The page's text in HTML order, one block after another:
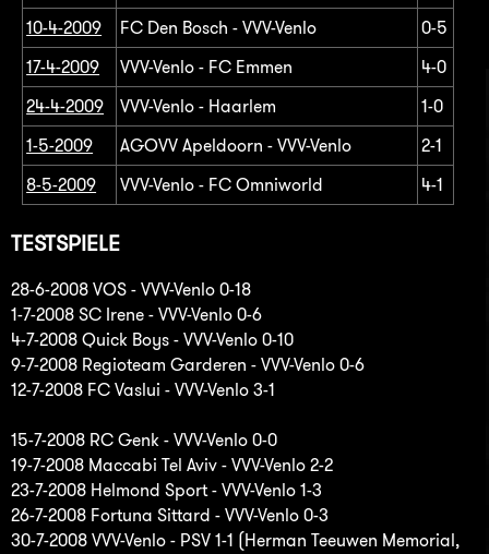
10-4-2009
FC Den Bosch - VVV-Venlo
0-5
17-4-2009
VVV-Venlo - FC Emmen
4-0
24-4-2009
VVV-Venlo - Haarlem
1-0
1-5-2009
AGOVV Apeldoorn - VVV-Venlo
2-1
8-5-2009
VVV-Venlo - FC Omniworld 4-1
TESTSPIELE
28-6-2008 VOS - VVV-Venlo 0-18
1-7-2008 SC Irene - VVV-Venlo 0-6
4-7-2008 Quick Boys - VVV-Venlo 0-10
9-7-2008 Regioteam Garderen - VVV-Venlo 0-6
12-7-2008 FC Vaslui - VVV-Venlo 3-1
15-7-2008 RC Genk - VVV-Venlo 0-0
19-7-2008 Maccabi Tel Aviv - VVV-Venlo 2-2
23-7-2008 Helmond Sport - VVV-Venlo 1-3
26-7-2008 Fortuna Sittard - VVV-Venlo 0-3
30-7-2008 VVV-Venlo - PSV 1-1 (Herman Teeuwen Memorial,